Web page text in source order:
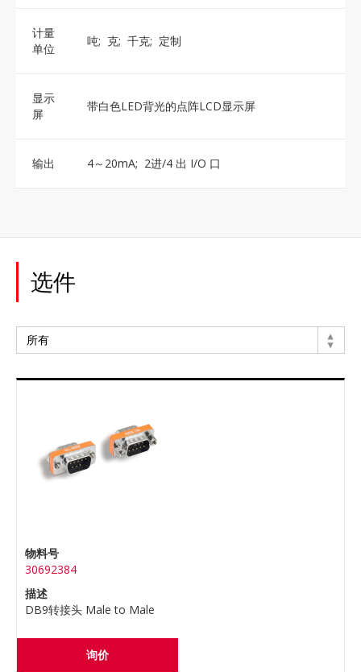
计量
单位
吨; 克; 千克; 定制
显示
屏
带白色LED背光的点阵LCD显示屏
输出 4～20mA; 2进/4 出 I/O 口
选件
物料号
30692384
描述
DB9转接头 Male to Male
询价